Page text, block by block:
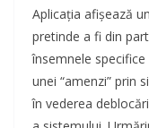
Aplicaţia afişează
pretinde a fi din
însemnele
unei “amenzi” prin
în vederea